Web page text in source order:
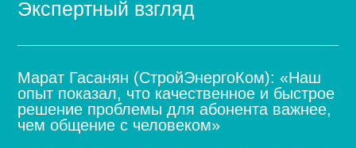
Экспертный взгляд
Марат Гасанян (СтройЭнергоКом): «Наш
опыт показал, что качественное и быстрое
решение проблемы для абонента важнее,
чем общение с человеком»